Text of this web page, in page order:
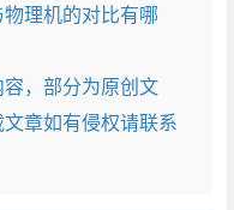
理机的对比有哪
，部分为原创文
章如有侵权请联系